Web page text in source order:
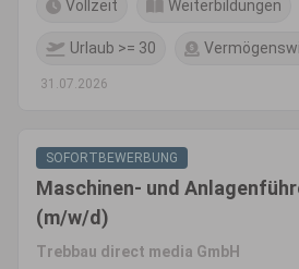
Vollzeit Weiterbildungen
Urlaub >= 30
31.07.2026
SOFORTBEWERBUNG
Maschinen- und
(m/w/d)
Trebbau direct media GmbH